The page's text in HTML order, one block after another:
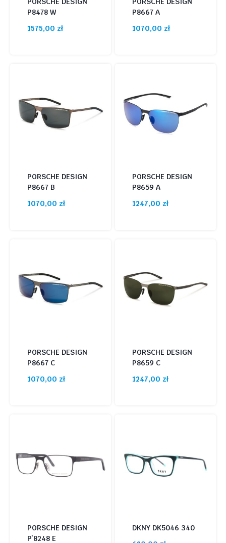
P8478 W
1575,00 zł
P8667 A
1070,00 zł
PORSCHE DESIGN
P8667 B
1070,00 zł
PORSCHE DESIGN
P8659 A
1247,00 zł
PORSCHE DESIGN
P8667 C
1070,00 zł
PORSCHE DESIGN
P8659 C
1247,00 zł
PORSCHE DESIGN
P`8248 E
DKNY DK5046 340